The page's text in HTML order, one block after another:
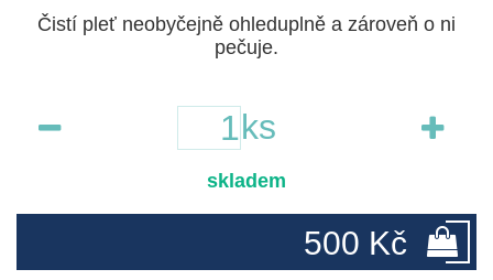
Čistí pleť neobyčejně ohleduplně a zároveň o ni
pečuje.
ks
skladem
500 Kč